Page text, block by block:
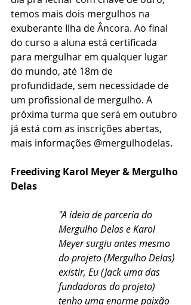
temos mais dois mergulhos na
exuberante Ilha de Âncora. Ao final
do curso a aluna está certificada
para mergulhar em qualquer lugar
do mundo, até 18m de
profundidade, sem necessidade de
um profissional de mergulho. A
próxima turma que será em outubro
já está com as inscrições abertas,
mais informações @mergulhodelas.
Freediving Karol Meyer & Mergulho
Delas
"A ideia de parceria do
Mergulho Delas e Karol
Meyer surgiu antes mesmo
do projeto (Mergulho Delas)
existir, Eu (Jack uma das
fundadoras do projeto)
tenho uma enorme paixão